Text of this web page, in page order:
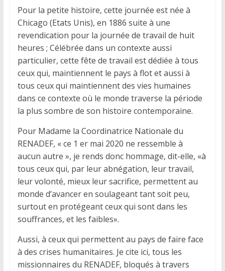
Pour la petite histoire, cette journée est née à
Chicago (Etats Unis), en 1886 suite à une
revendication pour la journée de travail de huit
heures ; Célébrée dans un contexte aussi
particulier, cette fête de travail est dédiée à tous
ceux qui, maintiennent le pays à flot et aussi à
tous ceux qui maintiennent des vies humaines
dans ce contexte où le monde traverse la période
la plus sombre de son histoire contemporaine.
Pour Madame la Coordinatrice Nationale du
RENADEF, « ce 1 er mai 2020 ne ressemble à
aucun autre », je rends donc hommage, dit-elle, «à
tous ceux qui, par leur abnégation, leur travail,
leur volonté, mieux leur sacrifice, permettent au
monde d’avancer en soulageant tant soit peu,
surtout en protégeant ceux qui sont dans les
souffrances, et les faibles».
Aussi, à ceux qui permettent au pays de faire face
à des crises humanitaires. Je cite ici, tous les
missionnaires du RENADEF, bloqués à travers